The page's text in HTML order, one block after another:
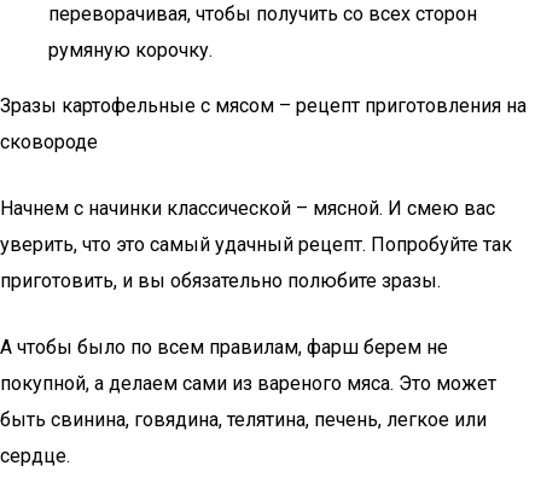
переворачивая, чтобы получить со всех сторон
румяную корочку.
Зразы картофельные с мясом – рецепт приготовления на
сковороде
Начнем с начинки классической – мясной. И смею вас
уверить, что это самый удачный рецепт. Попробуйте так
приготовить, и вы обязательно полюбите зразы.
А чтобы было по всем правилам, фарш берем не
покупной, а делаем сами из вареного мяса. Это может
быть свинина, говядина, телятина, печень, легкое или
сердце.